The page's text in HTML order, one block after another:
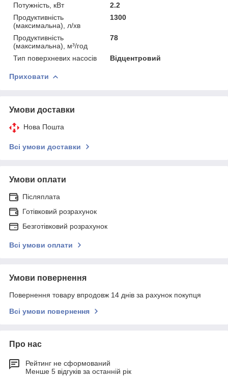
Потужність, кВт
2.2
Продуктивність
(максимальна), л/хв
1300
Продуктивність
(максимальна), м³/год
78
Тип поверхневих насосів Відцентровий
Приховати
Умови доставки
Нова Пошта
Всі умови доставки
Умови оплати
Післяплата
Готівковий розрахунок
Безготівковий розрахунок
Всі умови оплати
Умови повернення
Повернення товару впродовж 14 днів за рахунок покупця
Всі умови повернення
Про нас
Рейтинг не сформований
Менше 5 відгуків за останній рік